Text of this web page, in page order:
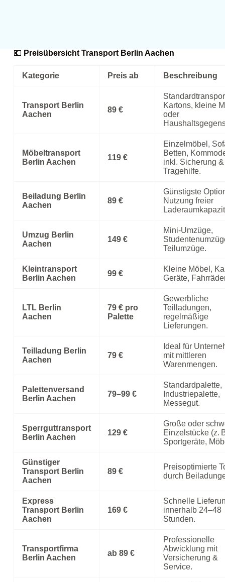
💶 Preisübersicht Transport Berlin Aachen
Kategorie Preis ab Beschreibung
Transport Berlin
Aachen
89 €
Kartons, kleine
oder
Möbeltransport
Berlin Aachen
119 €
Einzelmöbel,
Betten,
inkl. Sicherung &
Tragehilfe.
Beiladung Berlin
Aachen
89 €
Günstigste
Nutzung freier
Umzug Berlin
Aachen
149 €
Mini‑Umzüge,
Teilumzüge.
Kleintransport
Berlin Aachen
99 €
Kleine Möbel,
Geräte,
LTL Berlin
Aachen
79 € pro
Palette
Gewerbliche
Teilladungen,
regelmäßige
Lieferungen.
Teilladung Berlin
Aachen
79 €
Ideal für
mit mittleren
Warenmengen.
Palettenversand
Berlin Aachen
79–99 €
Standardpalette,
Industriepalette,
Messegut.
Sperrguttransport
Berlin Aachen
129 €
Große oder
Einzelstücke (z.
Sportgeräte,
Günstiger
Transport Berlin
Aachen
89 €
Preisoptimierte
durch
Express
Transport Berlin
Aachen
169 €
Schnelle
innerhalb 24–48
Stunden.
Transportfirma
Berlin Aachen
ab 89 €
Professionelle
Abwicklung mit
Versicherung &
Service.